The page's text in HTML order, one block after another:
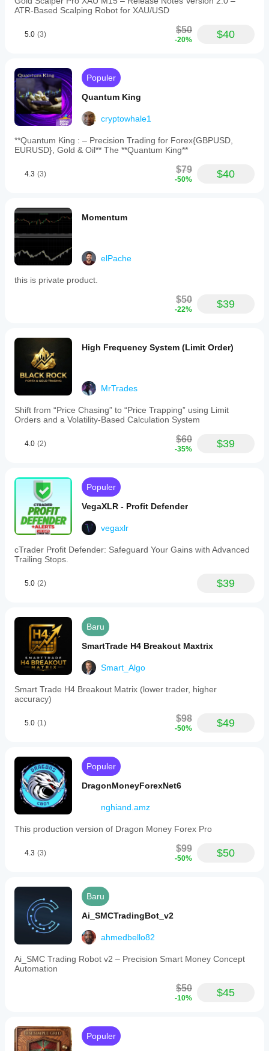
ATR‑Based Scalping Robot for XAU/USD
5.0 (3) $50
-20% $40
Populer
Quantum King
cryptowhale1
**Quantum King : – Precision Trading for Forex{GBPUSD,
EURUSD}, Gold & Oil** The **Quantum King**
4.3 (3) $79
-50% $40
Momentum
elPache
this is private product.
$50
-22% $39
High Frequency System (Limit Order)
MrTrades
Shift from “Price Chasing” to “Price Trapping” using Limit
Orders and a Volatility-Based Calculation System
4.0 (2) $60
-35% $39
Populer
VegaXLR - Profit Defender
vegaxlr
cTrader Profit Defender: Safeguard Your Gains with Advanced
Trailing Stops.
5.0 (2) $39
Baru
SmartTrade H4 Breakout Maxtrix
Smart_Algo
Smart Trade H4 Breakout Matrix (lower trader, higher
accuracy)
5.0 (1) $98
-50% $49
Populer
DragonMoneyForexNet6
nghiand.amz
This production version of Dragon Money Forex Pro
4.3 (3) $99
-50% $50
Baru
Ai_SMCTradingBot_v2
ahmedbello82
Ai_SMC Trading Robot v2 – Precision Smart Money Concept
Automation
$50
-10% $45
Populer